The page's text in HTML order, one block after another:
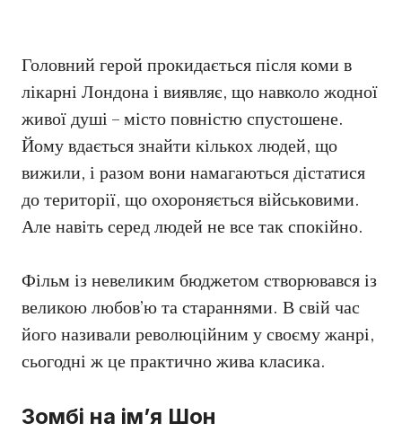
Головний герой прокидається після коми в
лікарні Лондона і виявляє, що навколо жодної
живої душі – місто повністю спустошене.
Йому вдається знайти кількох людей, що
вижили, і разом вони намагаються дістатися
до території, що охороняється військовими.
Але навіть серед людей не все так спокійно.
Фільм із невеликим бюджетом створювався із
великою любов’ю та стараннями. В свій час
його називали революційним у своєму жанрі,
сьогодні ж це практично жива класика.
Зомбі на ім’я Шон